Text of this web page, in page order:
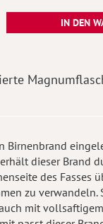
IN DEN
dieser Brand
des Fasses
zu verwandeln.
mit